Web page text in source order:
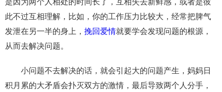
是因为两个人相处的时间长了，互相失去新鲜感，或者是彼
此不过互相理解，比如，你的工作压力比较大，经常把脾气
发泄在另一半的身上， 挽回爱情就要学会发现问题的根源，
从而去解决问题。
小问题不去解决的话，就会引起大的问题产生，妈妈日
积月累的大矛盾会扑灭双方的激情，最后导致两个人分手，